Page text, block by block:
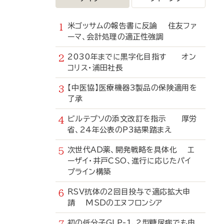
米ゴッサムの報告書に反論 住友ファ
ーマ、会計処理の適正性強調
2030年までに黒字化目指す オン
コリス・浦田社長
【中医協】医療機器3製品の保険適用を
了承
ビルテプソの添文改訂を指示 厚労
省、24年公表のP3結果踏まえ
次世代AD薬、開発戦略を具体化 エ
ーザイ・井戸CSO、進行に応じたパイ
プライン構築
RSV抗体の2回目投与で適応拡大申
請 MSDのエヌフロンシア